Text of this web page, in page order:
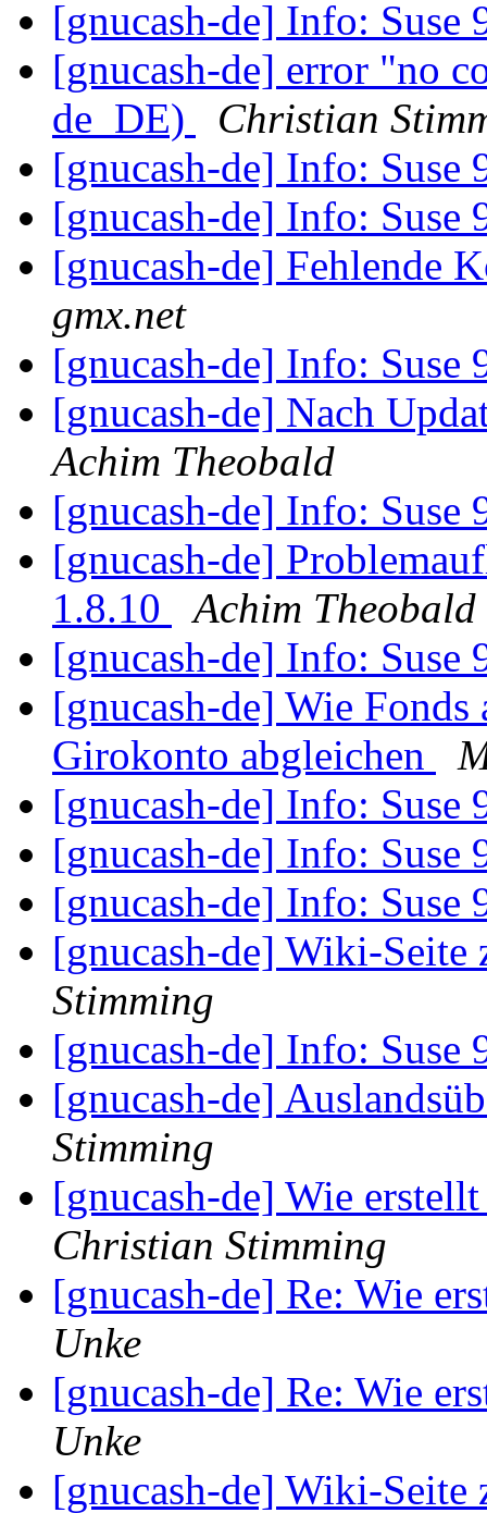
[gnucash-de] Info: Suse
[gnucash-de] error "no
de_DE)
Christian
[gnucash-de] Info: Suse
[gnucash-de] Info: Suse
[gnucash-de] Fehlende
gmx.net
[gnucash-de] Info: Suse
[gnucash-de] Nach
Achim Theobald
[gnucash-de] Info: Suse
[gnucash-de]
1.8.10
Achim Theobald
[gnucash-de] Info: Suse
[gnucash-de] Wie
Girokonto abgleichen
[gnucash-de] Info: Suse
[gnucash-de] Info: Suse
[gnucash-de] Info: Suse
[gnucash-de] Wiki-
Stimming
[gnucash-de] Info: Suse
[gnucash-de]
Stimming
[gnucash-de] Wie
Christian Stimming
[gnucash-de] Re: Wie
Unke
[gnucash-de] Re: Wie
Unke
[gnucash-de] Wiki-